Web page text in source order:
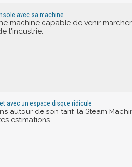
avec sa machine
machine capable de venir
l'industrie.
avec un espace disque ridicule
autour de son tarif, la Steam
estimations.